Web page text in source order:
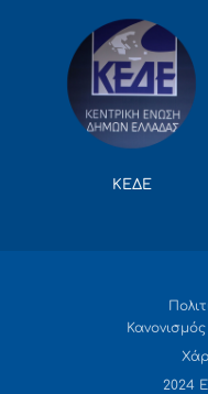
ΚΕΔΕ
2024